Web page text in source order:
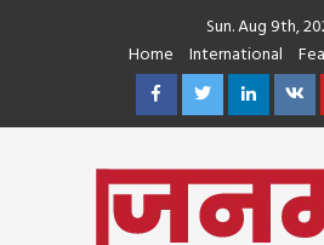
Sun. Aug 9th,
Home
International
FacebookTwitterLinkedin
VK